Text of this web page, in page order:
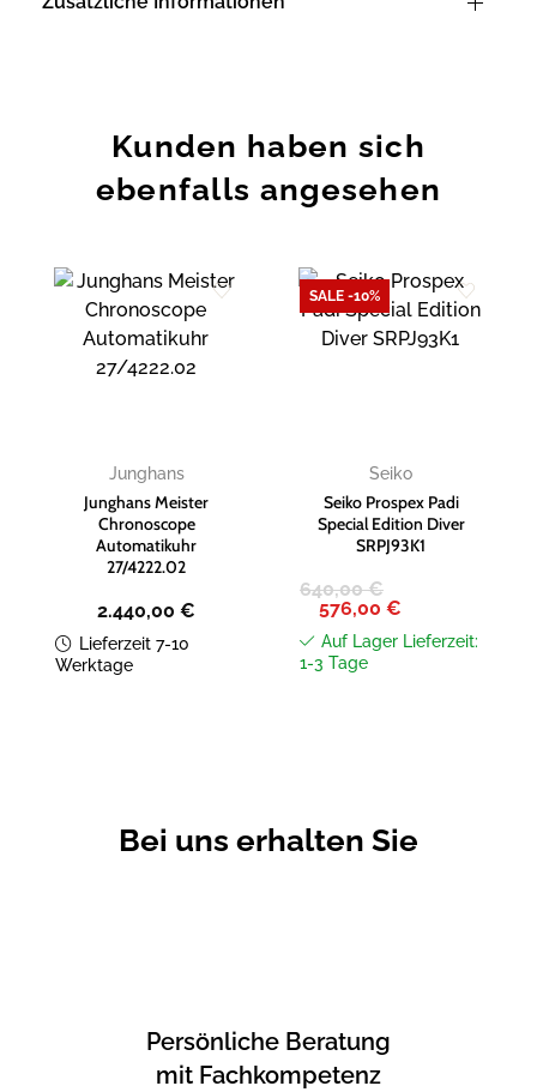
Kunden haben sich
ebenfalls angesehen
Zur
Wunschliste
hinzufügen
Junghans
Junghans Meister
Chronoscope
Automatikuhr
27/4222.02
2.440,00 €
Lieferzeit 7-10
Werktage
SALE -10%
Zur
Wunschliste
Seiko
Seiko Prospex Padi
Special Edition Diver
SRPJ93K1
640,00€
Ursprünglicher
Preis
war:
640,00 €
576,00 €
ist:
576,00 €.
Auf Lager Lieferzeit:
1-3 Tage
Bei uns erhalten Sie
Persönliche Beratung
mit Fachkompetenz